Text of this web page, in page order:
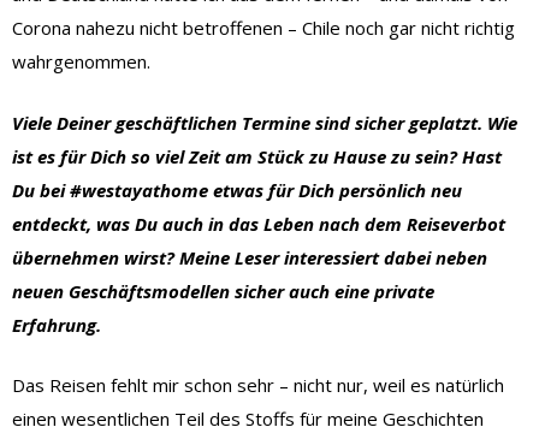
Corona nahezu nicht betroffenen – Chile noch gar nicht richtig
wahrgenommen.
Viele Deiner geschäftlichen Termine sind sicher geplatzt. Wie
ist es für Dich so viel Zeit am Stück zu Hause zu sein? Hast
Du bei #westayathome etwas für Dich persönlich neu
entdeckt, was Du auch in das Leben nach dem Reiseverbot
übernehmen wirst? Meine Leser interessiert dabei neben
neuen Geschäftsmodellen sicher auch eine private
Erfahrung.
Das Reisen fehlt mir schon sehr – nicht nur, weil es natürlich
einen wesentlichen Teil des Stoffs für meine Geschichten